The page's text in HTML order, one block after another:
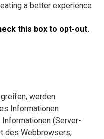
a better experience
this box to opt-out.
werden
Informationen
(Server-
des Webbrowsers,